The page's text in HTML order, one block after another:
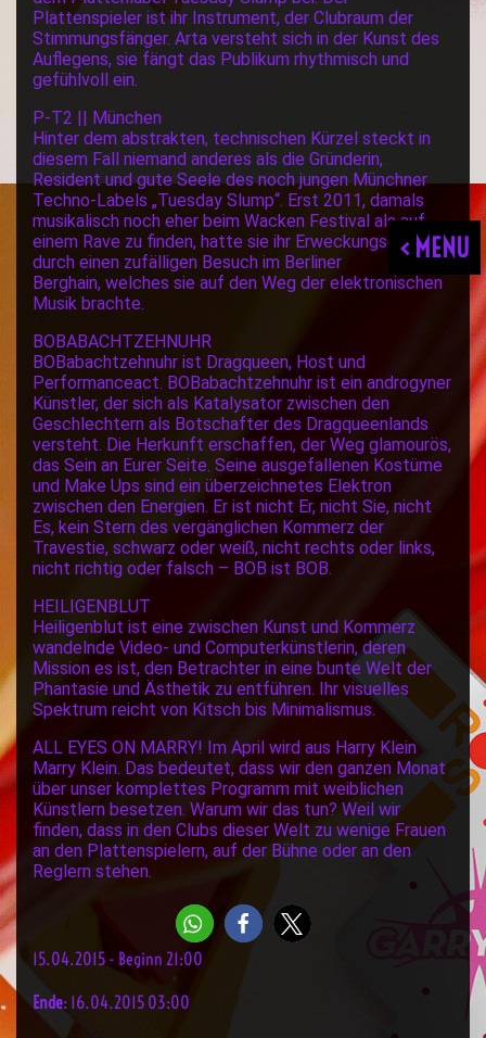
< MENU
Plattenspieler ist ihr Instrument, der Clubraum der
Stimmungsfänger. Arta versteht sich in der Kunst des
Auflegens, sie fängt das Publikum rhythmisch und
gefühlvoll ein.
P-T2 || München
Hinter dem abstrakten, technischen Kürzel steckt in
diesem Fall niemand anderes als die Gründerin,
Resident und gute Seele des noch jungen Münchner
Techno-Labels „Tuesday Slump“. Erst 2011, damals
musikalisch noch eher beim Wacken Festival als auf
einem Rave zu finden, hatte sie ihr Erweckungserlebnis
durch einen zufälligen Besuch im Berliner
Berghain, welches sie auf den Weg der elektronischen
Musik brachte.
BOBABACHTZEHNUHR
BOBabachtzehnuhr ist Dragqueen, Host und
Performanceact. BOBabachtzehnuhr ist ein androgyner
Künstler, der sich als Katalysator zwischen den
Geschlechtern als Botschafter des Dragqueenlands
versteht. Die Herkunft erschaffen, der Weg glamourös,
das Sein an Eurer Seite. Seine ausgefallenen Kostüme
und Make Ups sind ein überzeichnetes Elektron
zwischen den Energien. Er ist nicht Er, nicht Sie, nicht
Es, kein Stern des vergänglichen Kommerz der
Travestie, schwarz oder weiß, nicht rechts oder links,
nicht richtig oder falsch – BOB ist BOB.
HEILIGENBLUT
Heiligenblut ist eine zwischen Kunst und Kommerz
wandelnde Video- und Computerkünstlerin, deren
Mission es ist, den Betrachter in eine bunte Welt der
Phantasie und Ästhetik zu entführen. Ihr visuelles
Spektrum reicht von Kitsch bis Minimalismus.
ALL EYES ON MARRY! Im April wird aus Harry Klein
Marry Klein. Das bedeutet, dass wir den ganzen Monat
über unser komplettes Programm mit weiblichen
Künstlern besetzen. Warum wir das tun? Weil wir
finden, dass in den Clubs dieser Welt zu wenige Frauen
an den Plattenspielern, auf der Bühne oder an den
Reglern stehen.
15.04.2015 - Beginn 21:00
Ende: 16.04.2015 03:00